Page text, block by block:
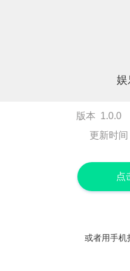
娱
版本 1.0.0
更新时
点
或者用手机